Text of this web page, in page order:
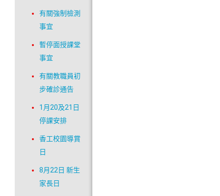
有關強制檢測
事宜
暫停面授課堂
事宜
有關教職員初
步確診通告
1月20及21日
停課安排
香工校園導賞
日
8月22日 新生
家長日